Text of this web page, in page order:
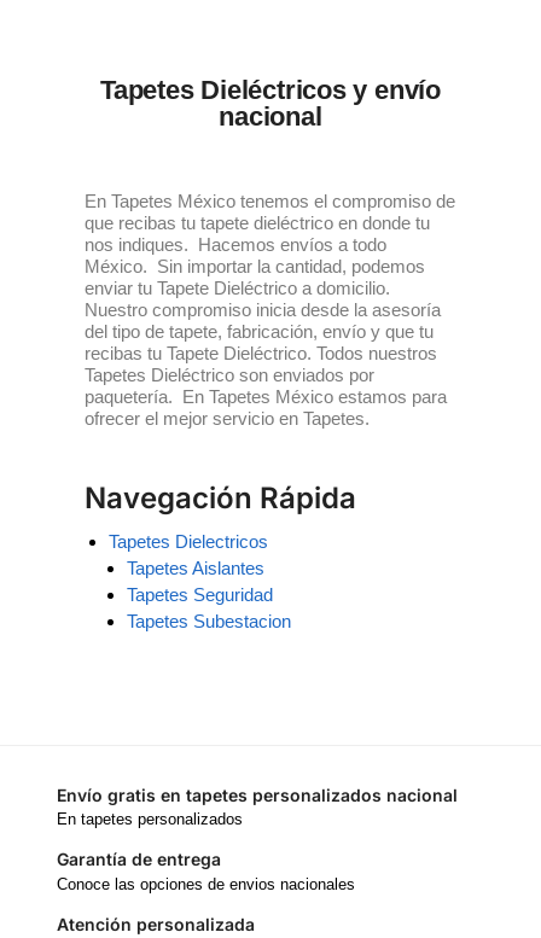
Tapetes Dieléctricos y envío
nacional
En Tapetes México tenemos el compromiso de
que recibas tu tapete dieléctrico en donde tu
nos indiques. Hacemos envíos a todo
México. Sin importar la cantidad, podemos
enviar tu Tapete Dieléctrico a domicilio.
Nuestro compromiso inicia desde la asesoría
del tipo de tapete, fabricación, envío y que tu
recibas tu Tapete Dieléctrico. Todos nuestros
Tapetes Dieléctrico son enviados por
paquetería. En Tapetes México estamos para
ofrecer el mejor servicio en Tapetes.
Navegación Rápida
Tapetes Dielectricos
Tapetes Aislantes
Tapetes Seguridad
Tapetes Subestacion
Envío gratis en tapetes personalizados nacional
En tapetes personalizados
Garantía de entrega
Conoce las opciones de envios nacionales
Atención personalizada